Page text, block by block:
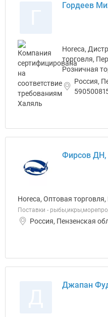
Гордеев
Horeca,
торговля,
Розничная
Россия,
Фирсов
Horeca, Оптовая
Поставки -
Россия, Пензенская
Джапан